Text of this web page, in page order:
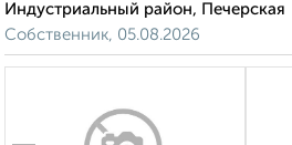
Индустриальный район, Печерская
Собственник, 05.08.2026